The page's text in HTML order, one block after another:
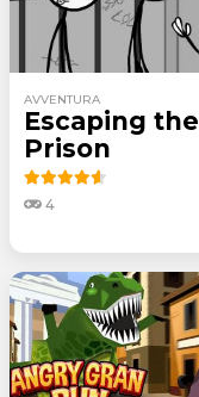
AVVENTURA
Escaping the
Prison
4